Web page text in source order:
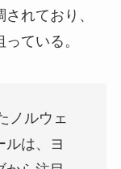
れており、
ている。
ノルウェ
ルは、ヨ